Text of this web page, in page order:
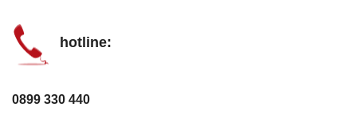
hotline:
0899 330 440